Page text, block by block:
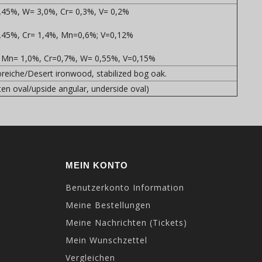
W= 3,0%, Cr= 0,3%, V= 0,2%
Cr= 1,4%, Mn=0,6%; V=0,12%
1,0%, Cr=0,7%, W= 0,55%, V=0,15%
Desert ironwood, stabilized bog oak.
oval/upside angular, underside oval)
MEIN KONTO
Benutzerkonto Information
Meine Bestellungen
Meine Nachrichten (Tickets)
Mein Wunschzettel
Vergleichen